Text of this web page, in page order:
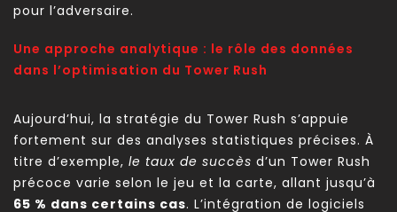
pour l’adversaire.
Une approche analytique : le rôle des données
dans l’optimisation du Tower Rush
Aujourd’hui, la stratégie du Tower Rush s’appuie
fortement sur des analyses statistiques précises. À
titre d’exemple, le taux de succès d’un Tower Rush
précoce varie selon le jeu et la carte, allant jusqu’à
65 % dans certains cas. L’intégration de logiciels